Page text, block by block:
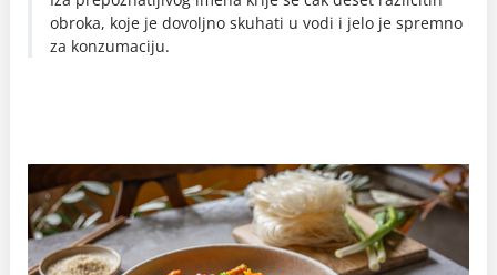
obroka, koje je dovoljno skuhati u vodi i jelo je spremno
za konzumaciju.